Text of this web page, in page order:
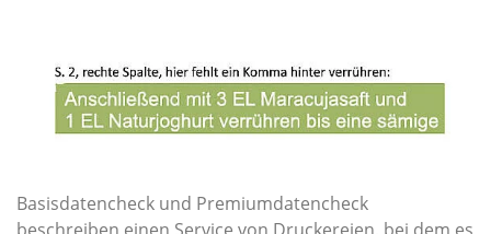
Basisdatencheck und Premiumdatencheck